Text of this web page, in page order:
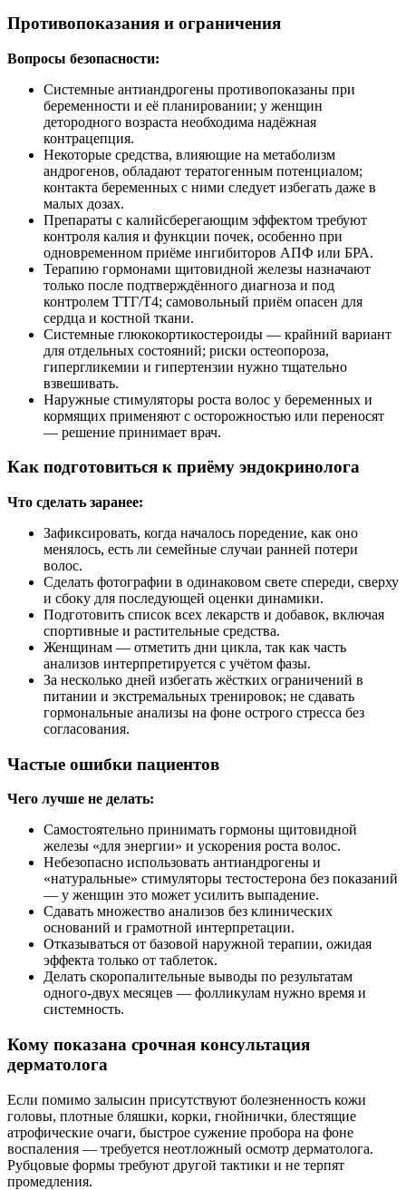
Противопоказания и ограничения
Вопросы безопасности:
Системные антиандрогены противопоказаны при
беременности и её планировании; у женщин
детородного возраста необходима надёжная
контрацепция.
Некоторые средства, влияющие на метаболизм
андрогенов, обладают тератогенным потенциалом;
контакта беременных с ними следует избегать даже в
малых дозах.
Препараты с калийсберегающим эффектом требуют
контроля калия и функции почек, особенно при
одновременном приёме ингибиторов АПФ или БРА.
Терапию гормонами щитовидной железы назначают
только после подтверждённого диагноза и под
контролем ТТГ/Т4; самовольный приём опасен для
сердца и костной ткани.
Системные глюкокортикостероиды — крайний вариант
для отдельных состояний; риски остеопороза,
гипергликемии и гипертензии нужно тщательно
взвешивать.
Наружные стимуляторы роста волос у беременных и
кормящих применяют с осторожностью или переносят
— решение принимает врач.
Как подготовиться к приёму эндокринолога
Что сделать заранее:
Зафиксировать, когда началось поредение, как оно
менялось, есть ли семейные случаи ранней потери
волос.
Сделать фотографии в одинаковом свете спереди, сверху
и сбоку для последующей оценки динамики.
Подготовить список всех лекарств и добавок, включая
спортивные и растительные средства.
Женщинам — отметить дни цикла, так как часть
анализов интерпретируется с учётом фазы.
За несколько дней избегать жёстких ограничений в
питании и экстремальных тренировок; не сдавать
гормональные анализы на фоне острого стресса без
согласования.
Частые ошибки пациентов
Чего лучше не делать:
Самостоятельно принимать гормоны щитовидной
железы «для энергии» и ускорения роста волос.
Небезопасно использовать антиандрогены и
«натуральные» стимуляторы тестостерона без показаний
— у женщин это может усилить выпадение.
Сдавать множество анализов без клинических
оснований и грамотной интерпретации.
Отказываться от базовой наружной терапии, ожидая
эффекта только от таблеток.
Делать скоропалительные выводы по результатам
одного‑двух месяцев — фолликулам нужно время и
системность.
Кому показана срочная консультация
дерматолога
Если помимо залысин присутствуют болезненность кожи
головы, плотные бляшки, корки, гнойнички, блестящие
атрофические очаги, быстрое сужение пробора на фоне
воспаления — требуется неотложный осмотр дерматолога.
Рубцовые формы требуют другой тактики и не терпят
промедления.